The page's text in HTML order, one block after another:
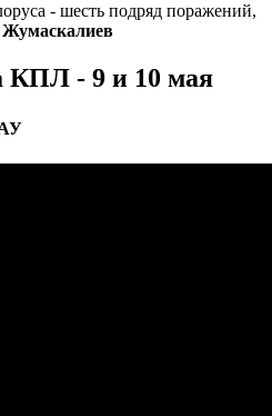
- шесть подряд поражений,
КПЛ - 9 и 10 мая